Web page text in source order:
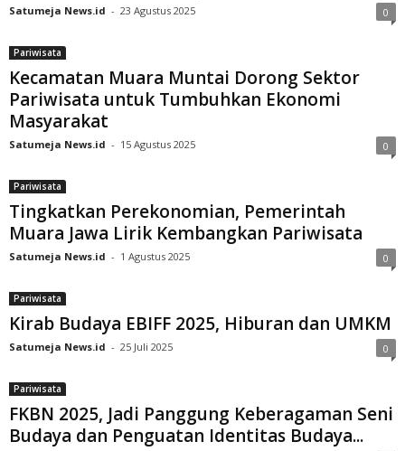
Satumeja News.id - 23 Agustus 2025 0
Pariwisata
Kecamatan Muara Muntai Dorong Sektor
Pariwisata untuk Tumbuhkan Ekonomi
Masyarakat
Satumeja News.id - 15 Agustus 2025 0
Pariwisata
Tingkatkan Perekonomian, Pemerintah
Muara Jawa Lirik Kembangkan Pariwisata
Satumeja News.id - 1 Agustus 2025 0
Pariwisata
Kirab Budaya EBIFF 2025, Hiburan dan UMKM
Satumeja News.id - 25 Juli 2025 0
Pariwisata
FKBN 2025, Jadi Panggung Keberagaman Seni
Budaya dan Penguatan Identitas Budaya...